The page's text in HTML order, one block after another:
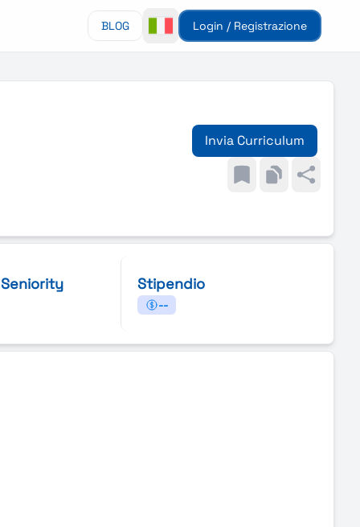
BLOG Login / Registrazione
Invia Curriculum
Stipendio
--